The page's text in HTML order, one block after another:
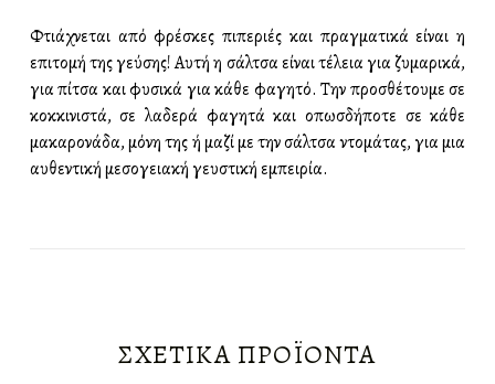
Φτιάχνεται από φρέσκες πιπεριές και πραγματικά είναι η
επιτομή της γεύσης! Αυτή η σάλτσα είναι τέλεια για ζυμαρικά,
για πίτσα και φυσικά για κάθε φαγητό. Την προσθέτουμε σε
κοκκινιστά, σε λαδερά φαγητά και οπωσδήποτε σε κάθε
μακαρονάδα, μόνη της ή μαζί με την σάλτσα ντομάτας, για μια
αυθεντική μεσογειακή γευστική εμπειρία.
ΣΧΕΤΙΚΆ ΠΡΟΪΌΝΤΑ